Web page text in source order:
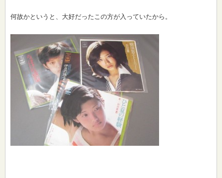
何故かというと、大好だったこの方が入っていたから。